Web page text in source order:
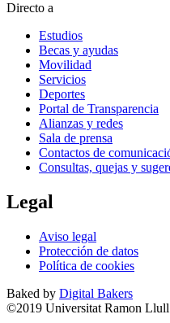
Directo a
Estudios
Becas y ayudas
Movilidad
Servicios
Deportes
Portal de Transparencia
Alianzas y redes
Sala de prensa
Contactos de
Consultas, quejas y
Legal
Aviso legal
Protección de datos
Política de cookies
Baked by Digital Bakers
©2019 Universitat Ramon